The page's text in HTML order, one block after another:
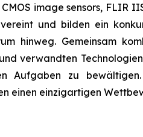
image sensors, FLIR
und bilden ein
hinweg. Gemeinsam
verwandten
Aufgaben zu
einen einzigartigen